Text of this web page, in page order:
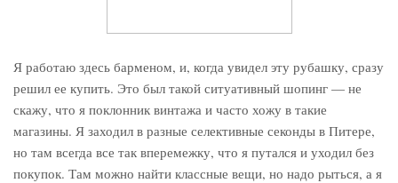
Я работаю здесь барменом, и, когда увидел эту рубашку, сразу
решил ее купить. Это был такой ситуативный шопинг — не
скажу, что я поклонник винтажа и часто хожу в такие
магазины. Я заходил в разные селективные секонды в Питере,
но там всегда все так вперемежку, что я путался и уходил без
покупок. Там можно найти классные вещи, но надо рыться, а я